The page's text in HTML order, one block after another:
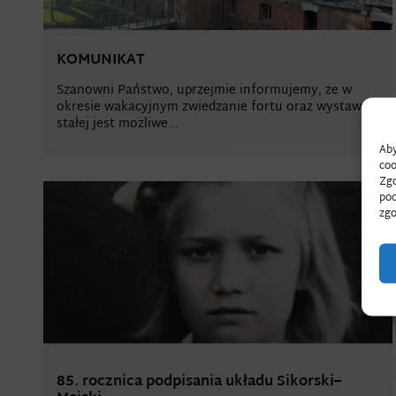
KOMUNIKAT
Szanowni Państwo, uprzejmie informujemy, że w
okresie wakacyjnym zwiedzanie fortu oraz wystawy
stałej jest możliwe...
85. rocznica podpisania układu Sikorski–